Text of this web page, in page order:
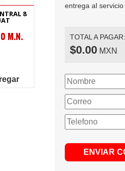
8
M.N.
entrega al servicio
TOTAL A PAGAR:
$0.00 MXN